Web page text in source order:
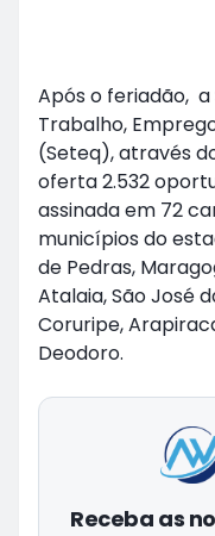
Após o feriadão,
Trabalho,
(Seteq), através
oferta 2.532
assinada em 72
municípios do
de Pedras,
Atalaia, São José
Coruripe,
Deodoro.
Receba as